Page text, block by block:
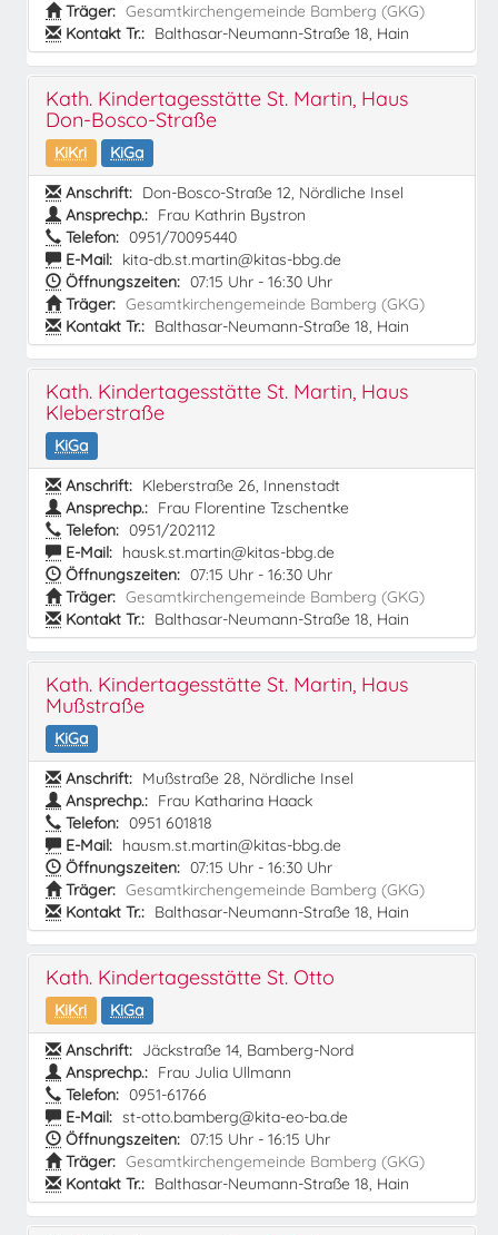
Träger: Gesamtkirchengemeinde Bamberg (GKG)
Kontakt Tr.: Balthasar-Neumann-Straße 18, Hain
Kath. Kindertagesstätte St. Martin, Haus
Don-Bosco-Straße
KiKri
KiGa
Anschrift: Don-Bosco-Straße 12, Nördliche Insel
Ansprechp.: Frau Kathrin Bystron
Telefon: 0951/70095440
E-Mail: kita-db.st.martin@kitas-bbg.de
Öffnungszeiten: 07:15 Uhr - 16:30 Uhr
Träger: Gesamtkirchengemeinde Bamberg (GKG)
Kontakt Tr.: Balthasar-Neumann-Straße 18, Hain
Kath. Kindertagesstätte St. Martin, Haus
Kleberstraße
KiGa
Anschrift: Kleberstraße 26, Innenstadt
Ansprechp.: Frau Florentine Tzschentke
Telefon: 0951/202112
E-Mail: hausk.st.martin@kitas-bbg.de
Öffnungszeiten: 07:15 Uhr - 16:30 Uhr
Träger: Gesamtkirchengemeinde Bamberg (GKG)
Kontakt Tr.: Balthasar-Neumann-Straße 18, Hain
Kath. Kindertagesstätte St. Martin, Haus
Mußstraße
KiGa
Anschrift: Mußstraße 28, Nördliche Insel
Ansprechp.: Frau Katharina Haack
Telefon: 0951 601818
E-Mail: hausm.st.martin@kitas-bbg.de
Öffnungszeiten: 07:15 Uhr - 16:30 Uhr
Träger: Gesamtkirchengemeinde Bamberg (GKG)
Kontakt Tr.: Balthasar-Neumann-Straße 18, Hain
Kath. Kindertagesstätte St. Otto
KiKri
KiGa
Anschrift: Jäckstraße 14, Bamberg-Nord
Ansprechp.: Frau Julia Ullmann
Telefon: 0951-61766
E-Mail: st-otto.bamberg@kita-eo-ba.de
Öffnungszeiten: 07:15 Uhr - 16:15 Uhr
Träger: Gesamtkirchengemeinde Bamberg (GKG)
Kontakt Tr.: Balthasar-Neumann-Straße 18, Hain